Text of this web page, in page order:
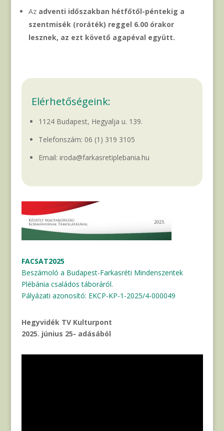
Az adventi időszakban hétfőtől-péntekig a
szentmisék (roráték) reggel 6.00 órakor
lesznek, az ezt követő agapéval együtt.
Elérhetőségeink:
1124 Budapest, Hegyalja u. 139.
Telefonszám: 06 (1) 319 3105
Email: iroda@farkasretiplebania.hu
FACSAT2025
Beszámoló a Budapest-Farkasréti Mindenszentek
Plébánia családos táboráról.
Pályázati azonosító: EKCP-KP-1-2025/4-000049
Hegyvidék TV Kulturpont
2025. június 25- adásából